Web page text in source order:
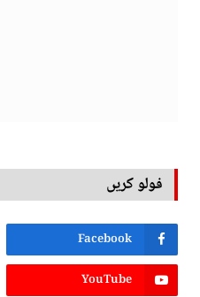
فولو کریں
Facebook
YouTube